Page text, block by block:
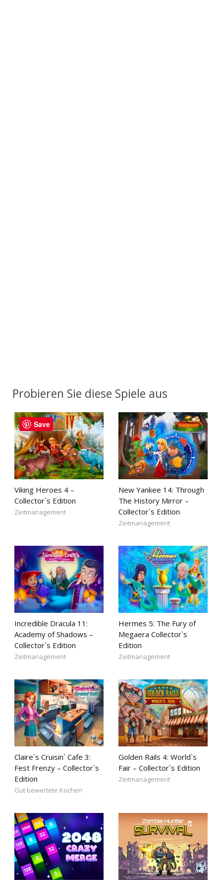
Probieren Sie diese Spiele aus
Viking Heroes 4 –
Collector`s Edition
Zeitmanagement
New Yankee 14: Through
The History Mirror –
Collector`s Edition
Zeitmanagement
Incredible Dracula 11:
Academy of Shadows –
Collector`s Edition
Zeitmanagement
Hermes 5: The Fury of
Megaera Collector`s
Edition
Zeitmanagement
Claire`s Cruisin` Cafe 3:
Fest Frenzy – Collector`s
Edition
Gut bewertete Kochen
Golden Rails 4: World`s
Fair – Collector`s Edition
Zeitmanagement
Save